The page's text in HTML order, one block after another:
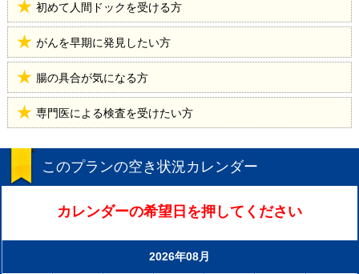
初めて人間ドックを受ける方
がんを早期に発見したい方
腸の具合が気になる方
専門医による検査を受けたい方
このプランの空き状況カレンダー
カレンダーの希望日を押してください
2026年08月